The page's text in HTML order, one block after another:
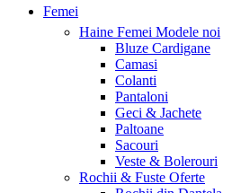
Femei
Haine Femei Modele noi
Bluze Cardigane
Camasi
Colanti
Pantaloni
Geci & Jachete
Paltoane
Sacouri
Veste & Bolerouri
Rochii & Fuste Oferte